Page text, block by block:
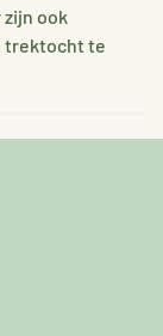
ook
trektocht te